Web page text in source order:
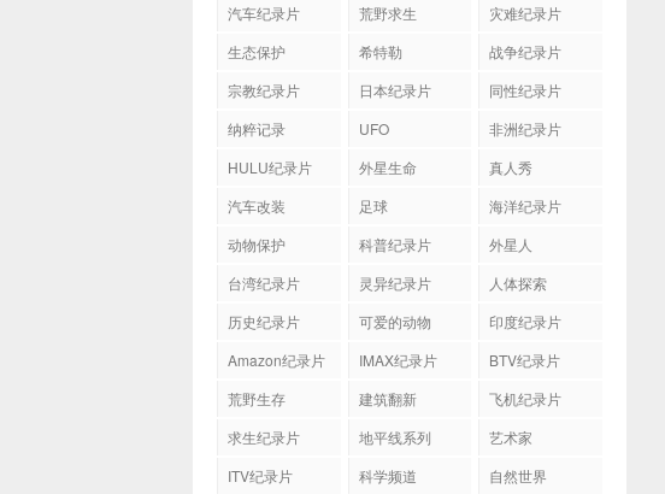
汽车纪录片
荒野求生
灾难纪录片
生态保护
希特勒
战争纪录片
宗教纪录片
日本纪录片
同性纪录片
纳粹记录
UFO
非洲纪录片
HULU纪录片
外星生命
真人秀
汽车改装
足球
海洋纪录片
动物保护
科普纪录片
外星人
台湾纪录片
灵异纪录片
人体探索
历史纪录片
可爱的动物
印度纪录片
Amazon纪录片
IMAX纪录片
BTV纪录片
荒野生存
建筑翻新
飞机纪录片
求生纪录片
地平线系列
艺术家
ITV纪录片
科学频道
自然世界